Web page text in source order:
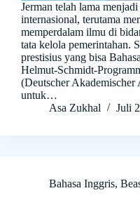
Jerman telah lama
internasional, terutama
memperdalam ilmu di
tata kelola pemerintahan.
prestisius yang bisa
Helmut-Schmidt-
(Deutscher Akademischer
untuk…
Asa Zukhal
Juli
Bahasa Inggris,